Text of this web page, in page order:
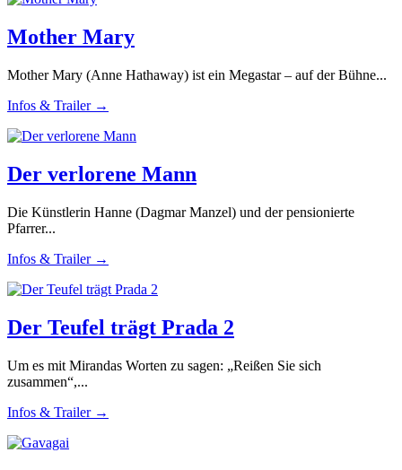
Mother Mary
Mother Mary (Anne Hathaway) ist ein Megastar – auf der Bühne...
Infos & Trailer →
Der verlorene Mann
Die Künstlerin Hanne (Dagmar Manzel) und der pensionierte
Pfarrer...
Infos & Trailer →
Der Teufel trägt Prada 2
Um es mit Mirandas Worten zu sagen: „Reißen Sie sich
zusammen“,...
Infos & Trailer →